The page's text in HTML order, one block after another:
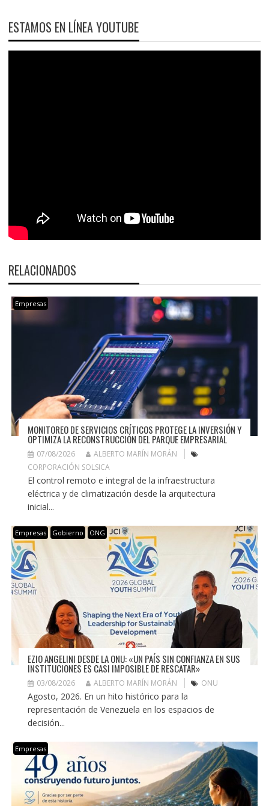
ESTAMOS EN LÍNEA YOUTUBE
RELACIONADOS
Empresas
MONITOREO DE SERVICIOS CRÍTICOS PROTEGE LA INVERSIÓN Y
OPTIMIZA LA RECONSTRUCCIÓN DEL PARQUE EMPRESARIAL
07/08/2026
ALBERTO MARÍN MORÁN
CORPORACIÓN SOLSICA
El control remoto e integral de la infraestructura
eléctrica y de climatización desde la arquitectura
inicial...
Empresas Gobierno ONG
EZIO ANGELINI DESDE LA ONU: «UN PAÍS SIN CONFIANZA EN SUS
INSTITUCIONES ES CASI IMPOSIBLE DE RESCATAR»
03/08/2026 ALBERTO MARÍN MORÁN ONU
Agosto, 2026. En un hito histórico para la
representación de Venezuela en los espacios de
decisión...
Empresas